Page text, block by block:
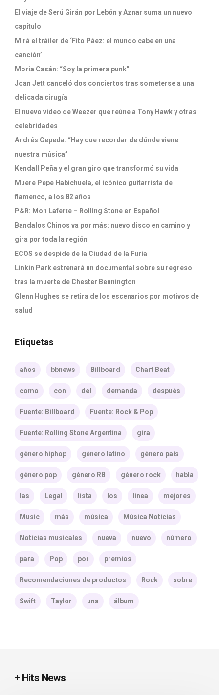
El viaje de Serú Girán por Lebón y Aznar suma un nuevo
capítulo
Mirá el tráiler de ‘Fito Páez: el mundo cabe en una
canción’
Moria Casán: “Soy la primera punk”
Joan Jett canceló dos conciertos tras someterse a una
delicada cirugía
El nuevo video de Weezer que reúne a Tony Hawk y otras
celebridades
Andrés Cepeda: “Hay que recordar de dónde viene
nuestra música”
Kendall Peña y el gran giro que transformó su vida
Muere Pepe Habichuela, el icónico guitarrista de
flamenco, a los 82 años
P&R: Mon Laferte – Rolling Stone en Español
Bandalos Chinos va por más: nuevo disco en camino y
gira por toda la región
ECOS se despide de la Ciudad de la Furia
Linkin Park estrenará un documental sobre su regreso
tras la muerte de Chester Bennington
Glenn Hughes se retira de los escenarios por motivos de
salud
Etiquetas
años bbnews Billboard Chart Beat
como con del demanda después
Fuente: Billboard Fuente: Rock & Pop
Fuente: Rolling Stone Argentina gira
género hiphop género latino género país
género pop género RB género rock habla
las Legal lista los línea mejores
Music más música Música Noticias
Noticias musicales nueva nuevo número
para Pop por premios
Recomendaciones de productos Rock sobre
Swift Taylor una álbum
+ Hits News